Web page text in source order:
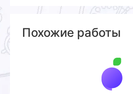
Похожие работы